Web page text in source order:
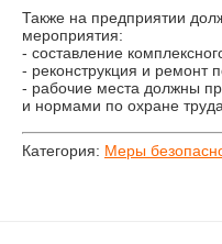
Также на предприятии
мероприятия:
- составление
- реконструкция и ремонт
- рабочие места должны
и нормами по охране труда.
Категория: Меры